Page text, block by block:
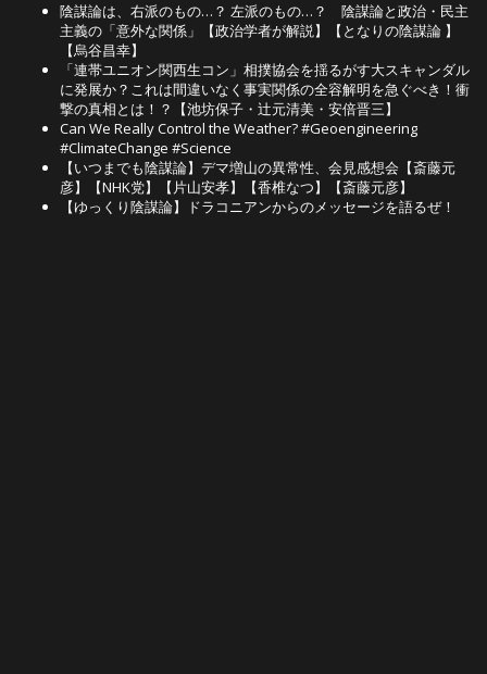
陰謀論は、右派のもの…？ 左派のもの…？ 陰謀論と政治・民主
主義の「意外な関係」【政治学者が解説】【となりの陰謀論 】
【烏谷昌幸】
「連帯ユニオン関西生コン」相撲協会を揺るがす大スキャンダル
に発展か？これは間違いなく事実関係の全容解明を急ぐべき！衝
撃の真相とは！？【池坊保子・辻元清美・安倍晋三】
Can We Really Control the Weather? #Geoengineering
#ClimateChange #Science
【いつまでも陰謀論】デマ増山の異常性、会見感想会【斎藤元
彦】【NHK党】【片山安孝】【香椎なつ】【斎藤元彦】
【ゆっくり陰謀論】ドラコニアンからのメッセージを語るぜ！